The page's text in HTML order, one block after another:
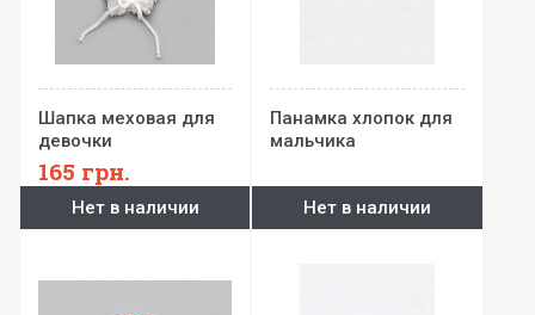
Шапка меховая для
девочки
165 грн.
Нет в наличии
Панамка хлопок для
мальчика
Нет в наличии